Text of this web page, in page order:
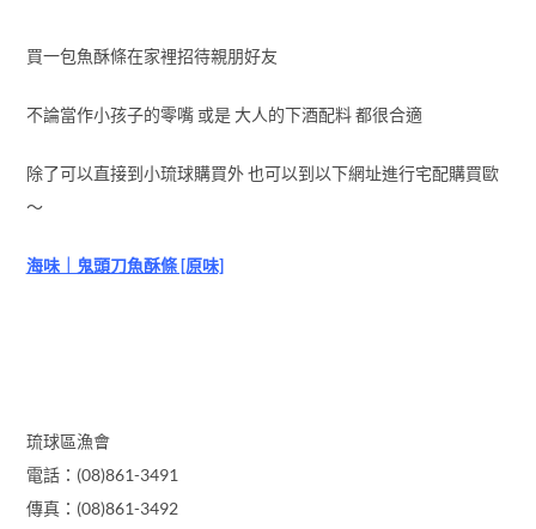
買一包魚酥條在家裡招待親朋好友
不論當作小孩子的零嘴 或是 大人的下酒配料 都很合適
除了可以直接到小琉球購買外 也可以到以下網址進行宅配購買歐
～
海味｜鬼頭刀魚酥條 [原味]
琉球區漁會
電話：(08)861-3491
傳真：(08)861-3492